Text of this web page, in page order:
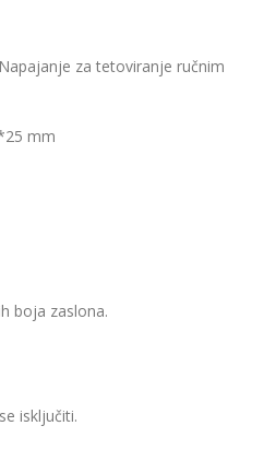
Napajanje za tetoviranje ručnim
mm
boja zaslona.
isključiti.